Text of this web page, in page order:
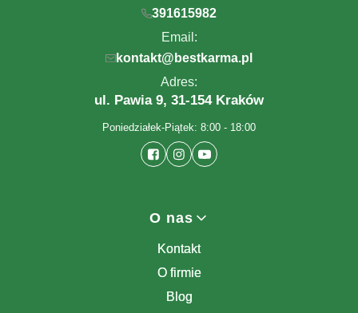
391615982
Email:
kontakt@bestkarma.pl
Adres:
ul. Pawia 9, 31-154 Kraków
Poniedziałek-Piątek: 8:00 - 18:00
O nas
Kontakt
O firmie
Blog